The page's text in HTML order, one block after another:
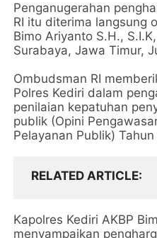
Penganugerahan
RI itu diterima langsung
Bimo Ariyanto S.H.,
Surabaya, Jawa Timur,
Ombudsman RI
Polres Kediri dalam
penilaian kepatuhan
publik (Opini
Pelayanan Publik)
RELATED ARTICLE
Kapolres Kediri AKBP
menyampaikan